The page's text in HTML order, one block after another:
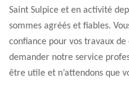
Saint Sulpice et en activité
sommes agréés et fiables.
confiance pour vos travaux de
demander notre service
être utile et n’attendons que